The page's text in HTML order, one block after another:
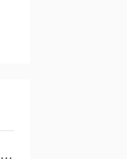
临时插进来的紧急任务，哪款备忘录支持快速置顶到清单首位？